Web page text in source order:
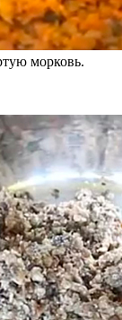
морковь.